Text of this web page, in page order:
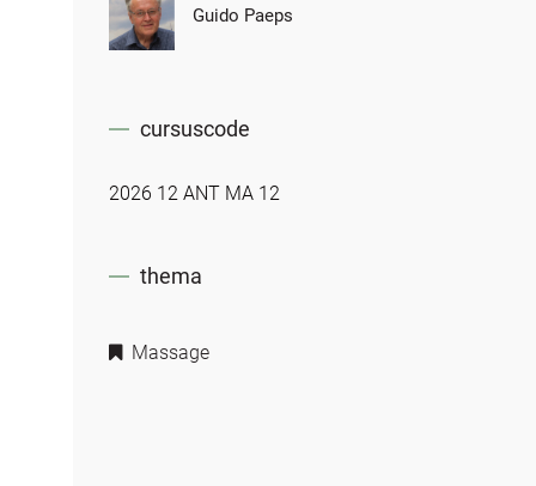
Guido Paeps
cursuscode
2026 12 ANT MA 12
thema
Massage